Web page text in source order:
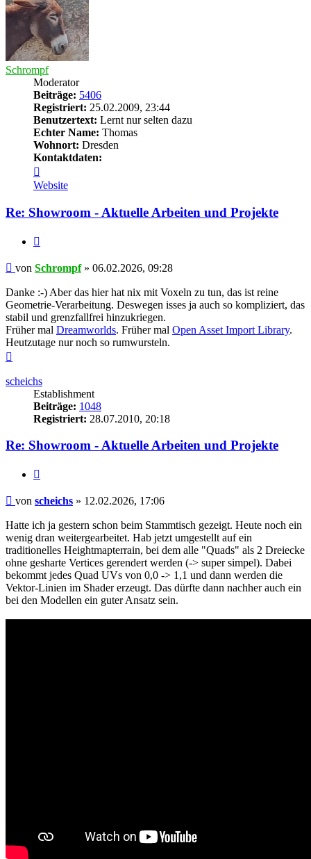
Schrompf
Moderator
Beiträge: 5406
Registriert: 25.02.2009, 23:44
Benutzertext: Lernt nur selten dazu
Echter Name: Thomas
Wohnort: Dresden
Kontaktdaten:
von
Schrompf
Website
Re: Showroom - Aktuelle Arbeiten und Projekte
Beitrag
von Schrompf» 06.02.2026, 09:28
Danke :-) Aber das hier hat nix mit Voxeln zu tun, das ist reine
Geometrie-Verarbeitung. Deswegen isses ja auch so kompliziert, das
stabil und grenzfallfrei hinzukriegen.
Früher mal Dreamworlds. Früher mal Open Asset Import Library.
Heutzutage nur noch so rumwursteln.
scheichs
Establishment
Beiträge: 1048
Registriert: 28.07.2010, 20:18
Re: Showroom - Aktuelle Arbeiten und Projekte
Beitrag
von scheichs » 12.02.2026, 17:06
Hatte ich ja gestern schon beim Stammtisch gezeigt. Heute noch ein
wenig dran weitergearbeitet. Hab jetzt umgestellt auf ein
traditionelles Heightmapterrain, bei dem alle "Quads" als 2 Dreiecke
ohne gesharte Vertices gerendert werden (-> super simpel). Dabei
bekommt jedes Quad UVs von 0,0 -> 1,1 und dann werden die
Vektor-Linien im Shader erzeugt. Das dürfte dann nachher auch ein
bei den Modellen ein guter Ansatz sein.